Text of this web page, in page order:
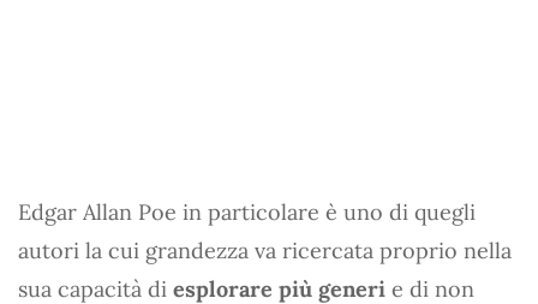
Edgar Allan Poe in particolare è uno di quegli
autori la cui grandezza va ricercata proprio nella
sua capacità di esplorare più generi e di non